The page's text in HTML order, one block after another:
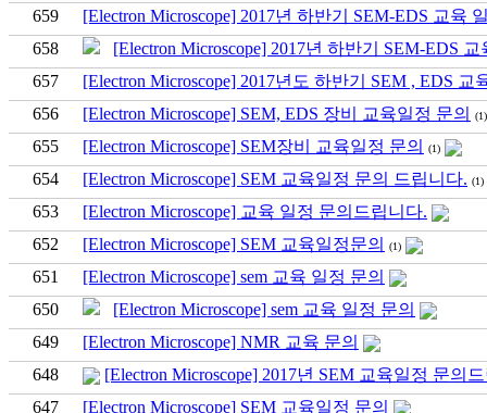
659
[Electron Microscope] 2017년 하반기 SEM-EDS 교육
658
[Electron Microscope] 2017년 하반기 SEM-EDS
657
[Electron Microscope] 2017년도 하반기 SEM , EDS 교
656
[Electron Microscope] SEM, EDS 장비 교육일정 문의 (1)
655 [Electron Microscope] SEM장비 교육일정 문의 (1)
654 [Electron Microscope] SEM 교육일정 문의 드립니다. (1)
653
[Electron Microscope] 교육 일정 문의드립니다.
652
[Electron Microscope] SEM 교육일정문의 (1)
651
[Electron Microscope] sem 교육 일정 문의
650
[Electron Microscope] sem 교육 일정 문의
649
[Electron Microscope] NMR 교육 문의
648
[Electron Microscope] 2017년 SEM 교육일정 문의
647
[Electron Microscope] SEM 교육일정 문의